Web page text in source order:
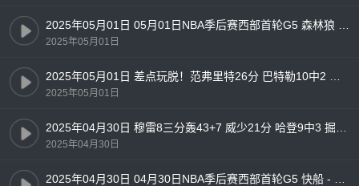
2025年05月01日
2025年05月01日
2025年04月30日